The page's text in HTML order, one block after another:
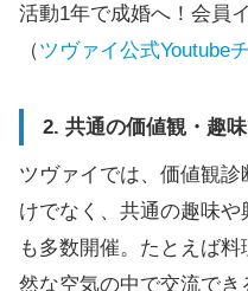
活動1年で成婚へ！会員
（ツヴァイ公式Youtube
2. 共通の価値観・趣
ツヴァイでは、価値観
けでなく、共通の趣味
も多数開催。たとえば
然な空気の中で交流で